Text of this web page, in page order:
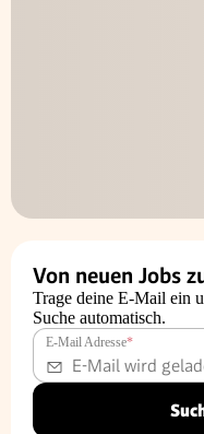
Von neuen Jobs
Trage deine E-Mail ein
Suche automatisch.
E-Mail Adresse*